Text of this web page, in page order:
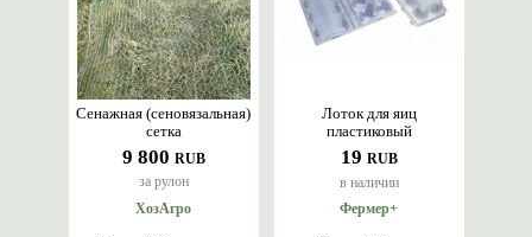
9 800 RUB
за рулон
Сенажная (сеновязальная)
сетка
ХозАгро
19 RUB
в наличии
Лоток для яиц
пластиковый
Фермер+